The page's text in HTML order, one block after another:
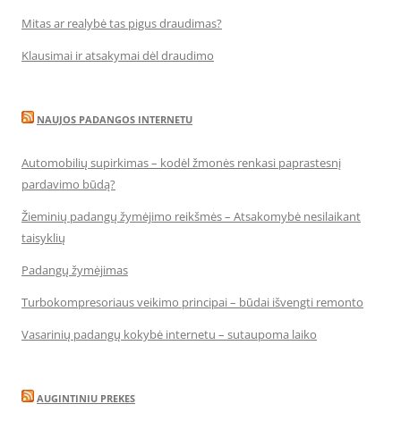
Mitas ar realybė tas pigus draudimas?
Klausimai ir atsakymai dėl draudimo
NAUJOS PADANGOS INTERNETU
Automobilių supirkimas – kodėl žmonės renkasi paprastesnį
pardavimo būdą?
Žieminių padangų žymėjimo reikšmės – Atsakomybė nesilaikant
taisyklių
Padangų žymėjimas
Turbokompresoriaus veikimo principai – būdai išvengti remonto
Vasarinių padangų kokybė internetu – sutaupoma laiko
AUGINTINIU PREKES